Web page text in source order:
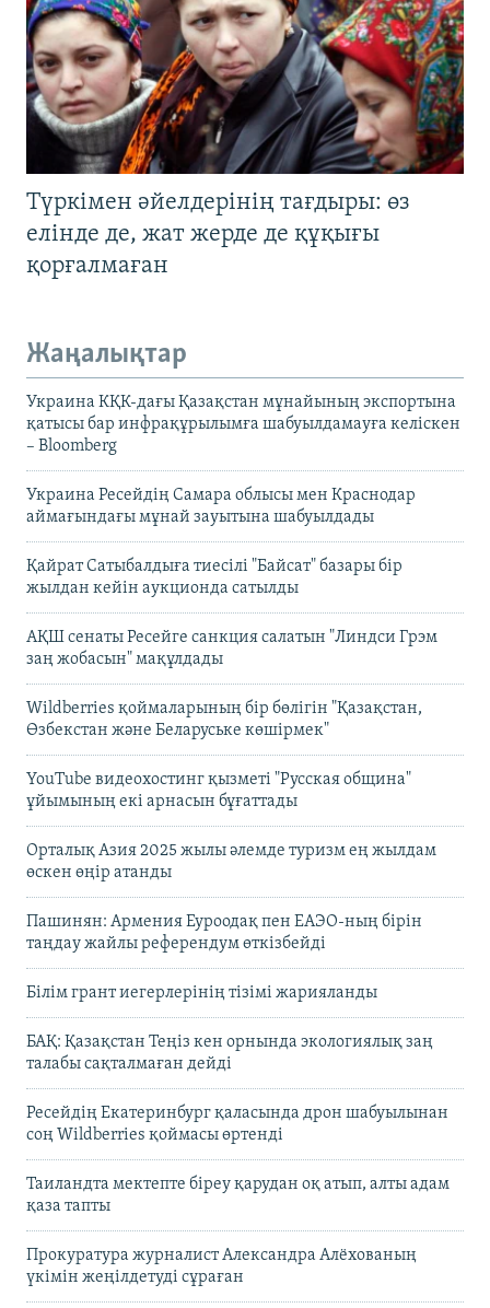
Түркімен әйелдерінің тағдыры: өз
елінде де, жат жерде де құқығы
қорғалмаған
Жаңалықтар
Украина КҚК-дағы Қазақстан мұнайының экспортына
қатысы бар инфрақұрылымға шабуылдамауға келіскен
– Bloomberg
Украина Ресейдің Самара облысы мен Краснодар
аймағындағы мұнай зауытына шабуылдады
Қайрат Сатыбалдыға тиесілі "Байсат" базары бір
жылдан кейін аукционда сатылды
АҚШ сенаты Ресейге санкция салатын "Линдси Грэм
заң жобасын" мақұлдады
Wildberries қоймаларының бір бөлігін "Қазақстан,
Өзбекстан және Беларуське көшірмек"
YouTube видеохостинг қызметі "Русская община"
ұйымының екі арнасын бұғаттады
Орталық Азия 2025 жылы әлемде туризм ең жылдам
өскен өңір атанды
Пашинян: Армения Еуроодақ пен ЕАЭО-ның бірін
таңдау жайлы референдум өткізбейді
Білім грант иегерлерінің тізімі жарияланды
БАҚ: Қазақстан Теңіз кен орнында экологиялық заң
талабы сақталмаған дейді
Ресейдің Екатеринбург қаласында дрон шабуылынан
соң Wildberries қоймасы өртенді
Таиландта мектепте біреу қарудан оқ атып, алты адам
қаза тапты
Прокуратура журналист Александра Алёхованың
үкімін жеңілдетуді сұраған